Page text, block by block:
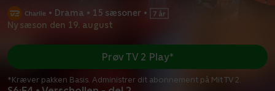
• Drama • 15 sæsoner •
Ny sæson den 19. august
Prøv TV 2 Play*
*Kræver pakken Basis. Administrer dit abonnement på Mit TV 2.